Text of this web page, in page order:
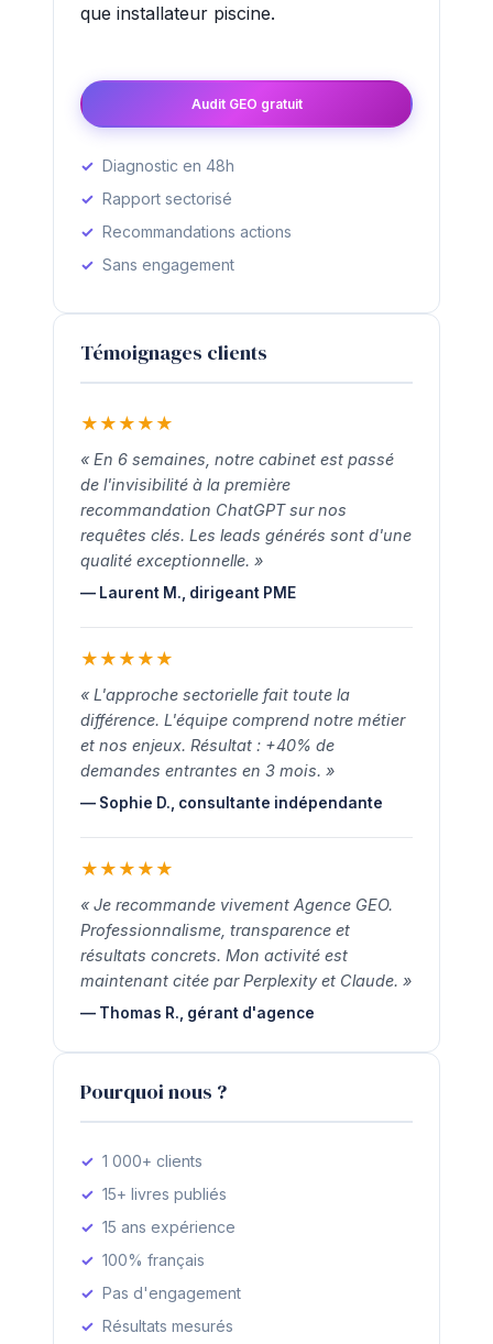
que installateur piscine.
Audit GEO gratuit
Diagnostic en 48h
Rapport sectorisé
Recommandations actions
Sans engagement
Témoignages clients
★ ★ ★ ★ ★
« En 6 semaines, notre cabinet est passé
de l'invisibilité à la première
recommandation ChatGPT sur nos
requêtes clés. Les leads générés sont d'une
qualité exceptionnelle. »
— Laurent M., dirigeant PME
★ ★ ★ ★ ★
« L'approche sectorielle fait toute la
différence. L'équipe comprend notre métier
et nos enjeux. Résultat : +40% de
demandes entrantes en 3 mois. »
— Sophie D., consultante indépendante
★ ★ ★ ★ ★
« Je recommande vivement Agence GEO.
Professionnalisme, transparence et
résultats concrets. Mon activité est
maintenant citée par Perplexity et Claude. »
— Thomas R., gérant d'agence
Pourquoi nous ?
1 000+ clients
15+ livres publiés
15 ans expérience
100% français
Pas d'engagement
Résultats mesurés